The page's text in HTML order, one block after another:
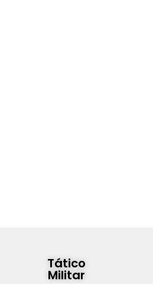
Tático
Militar